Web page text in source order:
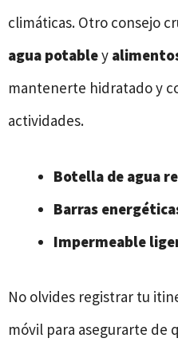
climáticas. Otro consejo
agua potabley
mantenerte hidratado y
actividades.
Botella de agua
Barras
Impermeable
No olvides registrar tu
móvil para asegurarte de